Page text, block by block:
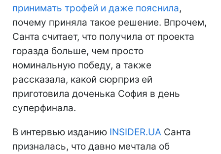
принимать трофей и даже пояснила,
почему приняла такое решение. Впрочем,
Санта считает, что получила от проекта
горазда больше, чем просто
номинальную победу, а также
рассказала, какой сюрприз ей
приготовила доченька София в день
суперфинала.
В интервью изданию INSIDER.UA Санта
призналась, что давно мечтала об